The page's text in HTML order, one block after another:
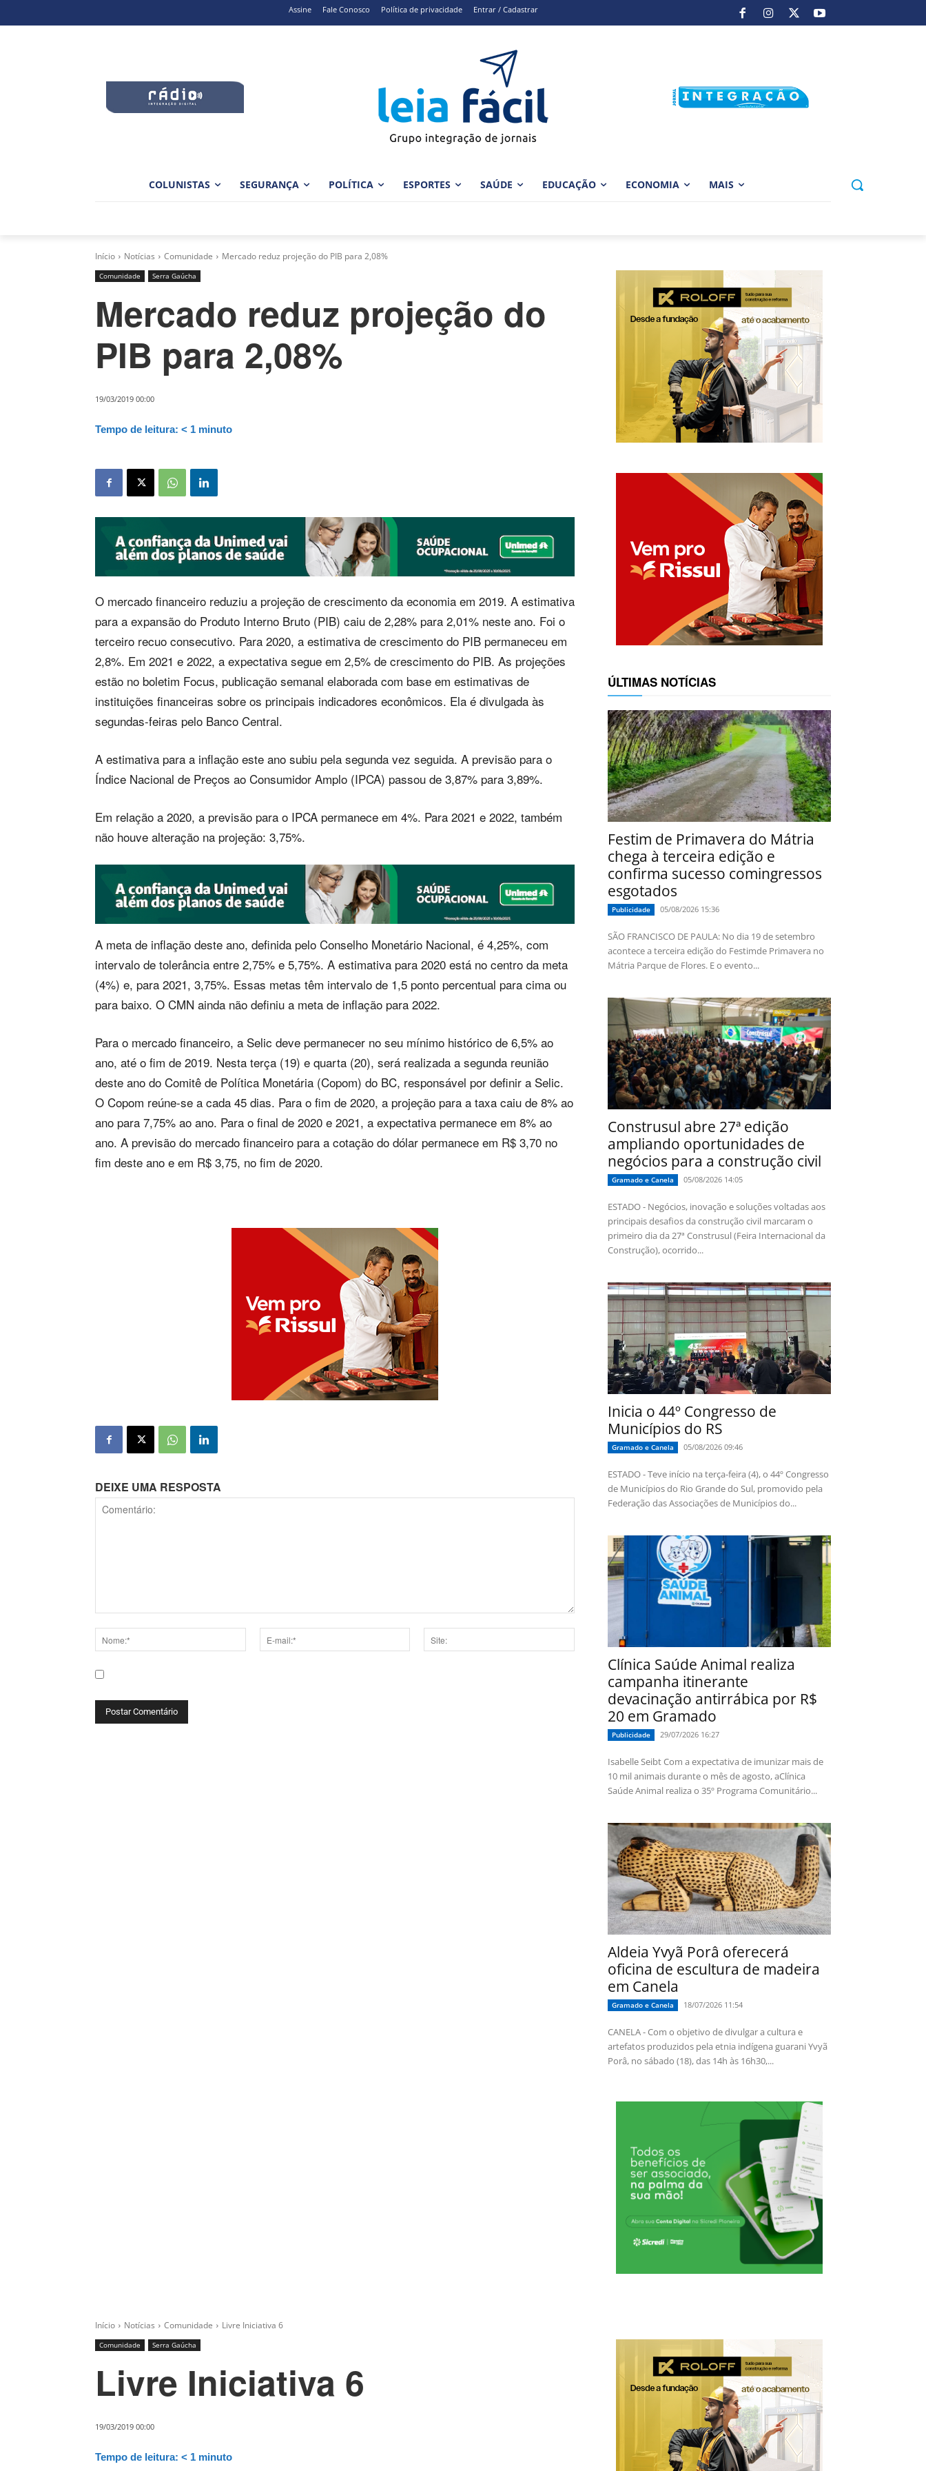
Assine Fale Conosco Política de privacidade Entrar / Cadastrar
COLUNISTAS SEGURANÇA POLÍTICA ESPORTES SAÚDE EDUCAÇÃO ECONOMIA MAIS
Início Notícias Comunidade Mercado reduz projeção do PIB para 2,08%
Comunidade Serra Gaúcha
Mercado reduz projeção do
PIB para 2,08%
19/03/2019 00:00
Tempo de leitura: < 1 minuto
O mercado financeiro reduziu a projeção de crescimento da economia em 2019. A estimativa
para a expansão do Produto Interno Bruto (PIB) caiu de 2,28% para 2,01% neste ano. Foi o
terceiro recuo consecutivo. Para 2020, a estimativa de crescimento do PIB permaneceu em
2,8%. Em 2021 e 2022, a expectativa segue em 2,5% de crescimento do PIB. As projeções
estão no boletim Focus, publicação semanal elaborada com base em estimativas de
instituições financeiras sobre os principais indicadores econômicos. Ela é divulgada às
segundas-feiras pelo Banco Central.
A estimativa para a inflação este ano subiu pela segunda vez seguida. A previsão para o
Índice Nacional de Preços ao Consumidor Amplo (IPCA) passou de 3,87% para 3,89%.
Em relação a 2020, a previsão para o IPCA permanece em 4%. Para 2021 e 2022, também
não houve alteração na projeção: 3,75%.
A meta de inflação deste ano, definida pelo Conselho Monetário Nacional, é 4,25%, com
intervalo de tolerância entre 2,75% e 5,75%. A estimativa para 2020 está no centro da meta
(4%) e, para 2021, 3,75%. Essas metas têm intervalo de 1,5 ponto percentual para cima ou
para baixo. O CMN ainda não definiu a meta de inflação para 2022.
Para o mercado financeiro, a Selic deve permanecer no seu mínimo histórico de 6,5% ao
ano, até o fim de 2019. Nesta terça (19) e quarta (20), será realizada a segunda reunião
deste ano do Comitê de Política Monetária (Copom) do BC, responsável por definir a Selic.
O Copom reúne-se a cada 45 dias. Para o fim de 2020, a projeção para a taxa caiu de 8% ao
ano para 7,75% ao ano. Para o final de 2020 e 2021, a expectativa permanece em 8% ao
ano. A previsão do mercado financeiro para a cotação do dólar permanece em R$ 3,70 no
fim deste ano e em R$ 3,75, no fim de 2020.
DEIXE UMA RESPOSTA
ÚLTIMAS NOTÍCIAS
Festim de Primavera do Mátria
chega à terceira edição e
confirma sucesso comingressos
esgotados
Publicidade 05/08/2026 15:36
SÃO FRANCISCO DE PAULA: No dia 19 de setembro
acontece a terceira edição do Festimde Primavera no
Mátria Parque de Flores. E o evento...
Construsul abre 27ª edição
ampliando oportunidades de
negócios para a construção civil
Gramado e Canela 05/08/2026 14:05
ESTADO - Negócios, inovação e soluções voltadas aos
principais desafios da construção civil marcaram o
primeiro dia da 27ª Construsul (Feira Internacional da
Construção), ocorrido...
Inicia o 44º Congresso de
Municípios do RS
Gramado e Canela 05/08/2026 09:46
ESTADO - Teve início na terça-feira (4), o 44º Congresso
de Municípios do Rio Grande do Sul, promovido pela
Federação das Associações de Municípios do...
Clínica Saúde Animal realiza
campanha itinerante
devacinação antirrábica por R$
20 em Gramado
Publicidade 29/07/2026 16:27
Isabelle Seibt Com a expectativa de imunizar mais de
10 mil animais durante o mês de agosto, aClínica
Saúde Animal realiza o 35º Programa Comunitário...
Aldeia Yvyã Porâ oferecerá
oficina de escultura de madeira
em Canela
Gramado e Canela 18/07/2026 11:54
CANELA - Com o objetivo de divulgar a cultura e
artefatos produzidos pela etnia indígena guarani Yvyã
Porâ, no sábado (18), das 14h às 16h30,...